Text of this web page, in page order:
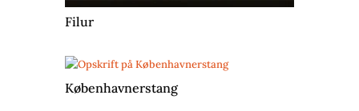
Filur
Københavnerstang